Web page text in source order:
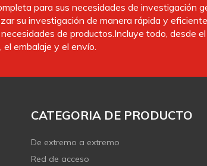
para sus necesidades de investigación
su investigación de manera rápida y eficiente.
de productos.Incluye todo, desde
el embalaje y el envío.
CATEGORIA DE PRODUCTO
De extremo a extremo
Red de acceso